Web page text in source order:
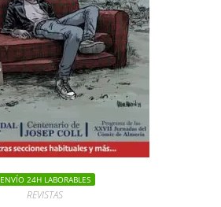
ENVÍO 24H LABORABLES
REVISTAS